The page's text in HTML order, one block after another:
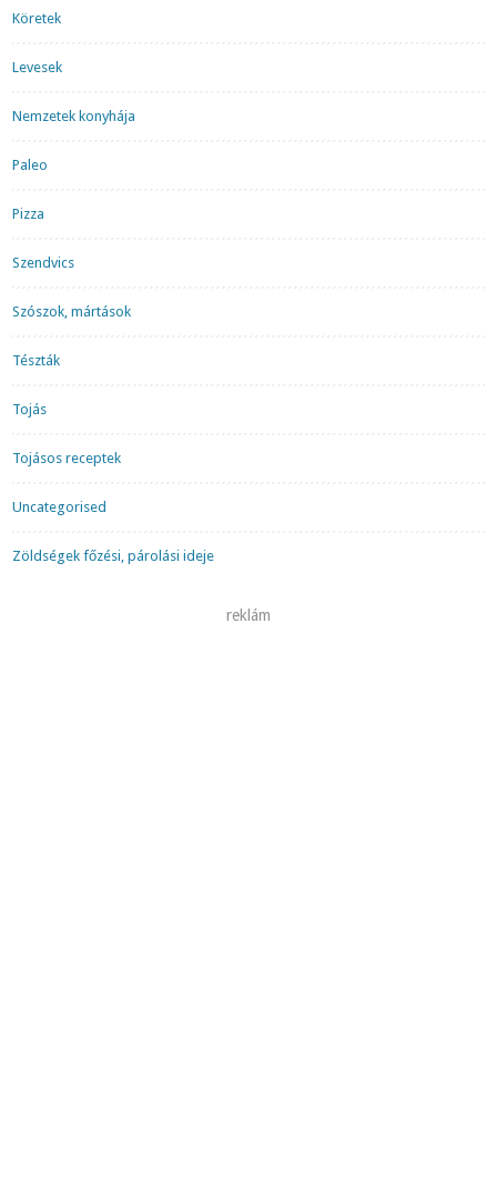
Köretek
Levesek
Nemzetek konyhája
Paleo
Pizza
Szendvics
Szószok, mártások
Tészták
Tojás
Tojásos receptek
Uncategorised
Zöldségek főzési, párolási ideje
reklám